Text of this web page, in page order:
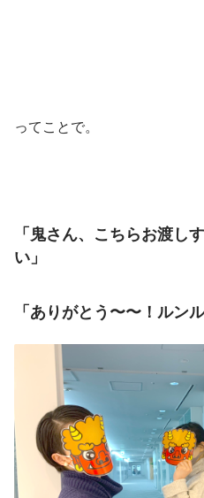
ってことで。
「鬼さん、こちらお渡し
い」
「ありがとう〜〜！ルン